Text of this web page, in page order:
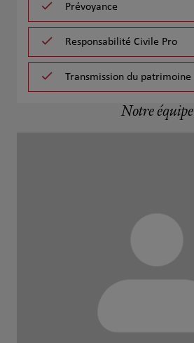
Prévoyance
Responsabilité Civile Pro
Transmission du patrimoine
Notre équipe